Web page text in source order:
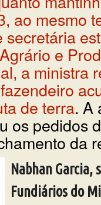
ao mesmo
secretária
e
a ministra
de terra. A
os pedidos
da
Nabhan Garcia,
Fundiários do